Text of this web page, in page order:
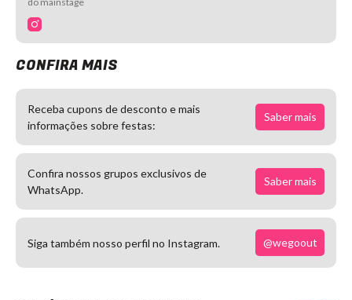
CONFIRA MAIS
Receba cupons de desconto e mais
informações sobre festas:
Saber mais
Confira nossos grupos exclusivos de
WhatsApp.
Saber mais
Siga também nosso perfil no Instagram. @wegoout